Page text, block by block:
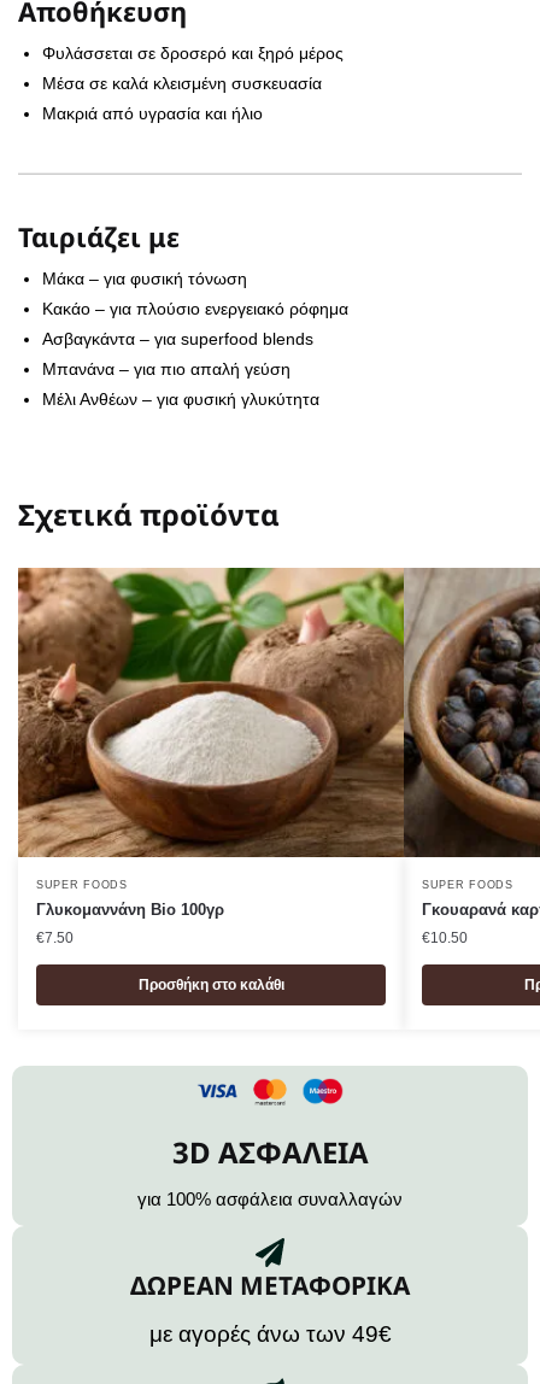
Αποθήκευση
Φυλάσσεται σε δροσερό και ξηρό μέρος
Μέσα σε καλά κλεισμένη συσκευασία
Μακριά από υγρασία και ήλιο
Ταιριάζει με
Μάκα – για φυσική τόνωση
Κακάο – για πλούσιο ενεργειακό ρόφημα
Ασβαγκάντα – για superfood blends
Μπανάνα – για πιο απαλή γεύση
Μέλι Ανθέων – για φυσική γλυκύτητα
Σχετικά προϊόντα
SUPER FOODS
Γλυκομαννάνη Bio 100γρ
€7.50
Προσθήκη στο καλάθι
SUPER FOODS
Γκουαρανά
€10.50
3D ΑΣΦΑΛΕΙΑ
για 100% ασφάλεια συναλλαγών
ΔΩΡΕΑΝ ΜΕΤΑΦΟΡΙΚΑ
με αγορές άνω των 49€